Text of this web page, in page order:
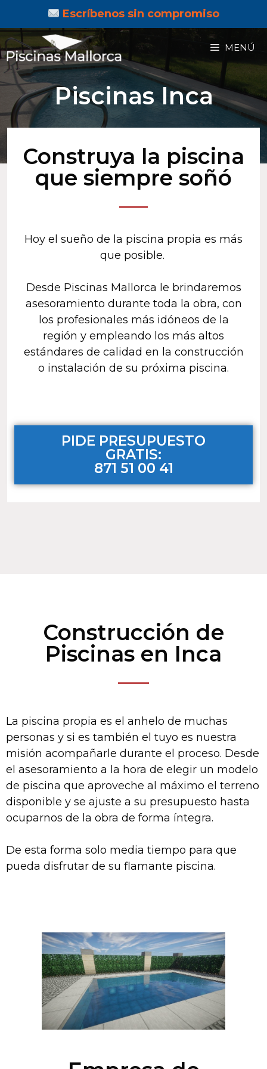
Escríbenos sin compromiso
MENÚ
Piscinas Inca
Construya la piscina
que siempre soñó
Hoy el sueño de la piscina propia es más
que posible.
Desde Piscinas Mallorca le brindaremos
asesoramiento durante toda la obra, con
los profesionales más idóneos de la
región y empleando los más altos
estándares de calidad en la construcción
o instalación de su próxima piscina.
PIDE PRESUPUESTO
GRATIS:
871 51 00 41
Construcción de
Piscinas en Inca
La piscina propia es el anhelo de muchas
personas y si es también el tuyo es nuestra
misión acompañarle durante el proceso. Desde
el asesoramiento a la hora de elegir un modelo
de piscina que aproveche al máximo el terreno
disponible y se ajuste a su presupuesto hasta
ocuparnos de la obra de forma íntegra.
De esta forma solo media tiempo para que
pueda disfrutar de su flamante piscina.